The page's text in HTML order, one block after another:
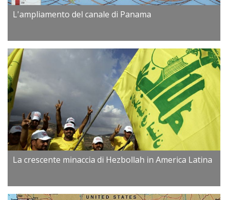
L'ampliamento del canale di Panama
La crescente minaccia di Hezbollah in America Latina